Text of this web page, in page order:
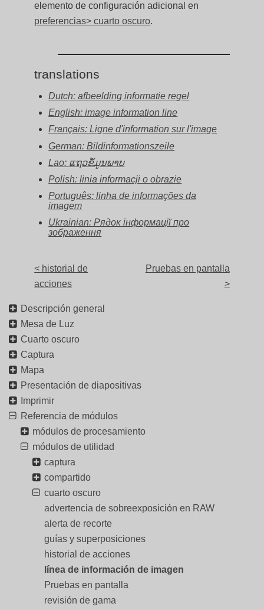
elemento de configuración adicional en
preferencias> cuarto oscuro.
translations
Dutch: afbeelding informatie regel
English: image information line
Français: Ligne d'information sur l'image
German: Bildinformationszeile
Lao: ແຖວຂໍ້ມູນພາບ
Polish: linia informacji o obrazie
Português: linha de informações da
imagem
Ukrainian: Рядок інформації про
зображення
< historial de
acciones
Pruebas en pantalla
>
Descripción general
Mesa de Luz
Cuarto oscuro
Captura
Mapa
Presentación de diapositivas
Imprimir
Referencia de módulos
módulos de procesamiento
módulos de utilidad
captura
compartido
cuarto oscuro
advertencia de sobreexposición en RAW
alerta de recorte
guías y superposiciones
historial de acciones
línea de información de imagen
Pruebas en pantalla
revisión de gama